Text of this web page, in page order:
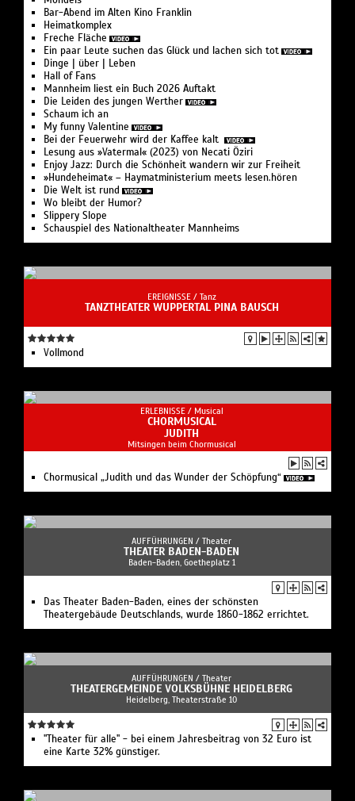
Bar-Abend im Alten Kino Franklin
Heimatkomplex
Freche Fläche
Ein paar Leute suchen das Glück und lachen sich tot
Dinge | über | Leben
Hall of Fans
Mannheim liest ein Buch 2026 Auftakt
Die Leiden des jungen Werther
Schaum ich an
My funny Valentine
Bei der Feuer­wehr wird der Kaffee kalt
Lesung aus »Vatermal« (2023) von Necati Öziri
Enjoy Jazz: Durch die Schönheit wandern wir zur Freiheit
»Hundeheimat« – Haymat­ministerium meets lesen.hören
Die Welt ist rund
Wo bleibt der Humor?
Slippery Slope
Schauspiel des Nationaltheater Mannheims
EREIGNISSE / Tanz
TANZTHEATER WUPPERTAL PINA BAUSCH
Vollmond
ERLEBNISSE / Musical
CHORMUSICAL
JUDITH
Mitsingen beim Chormusical
Chormusical „Judith und das Wunder der Schöpfung“
AUFFÜHRUNGEN / Theater
THEATER BADEN-BADEN
Baden-Baden, Goetheplatz 1
Das Theater Baden-Baden, eines der schönsten
Theatergebäude Deutschlands, wurde 1860-1862 errichtet.
AUFFÜHRUNGEN / Theater
THEATERGEMEINDE VOLKSBÜHNE HEIDELBERG
Heidelberg, Theaterstraße 10
"Theater für alle" - bei einem Jahresbeitrag von 32 Euro ist
eine Karte 32% günstiger.